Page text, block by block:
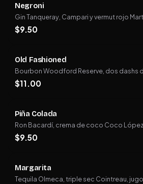
Negroni
Gin Tanqueray, Campari y vermut rojo
$9.50
Old Fashioned
Bourbon Woodford Reserve, dos dashs
$11.00
Piña Colada
Ron Bacardí, crema de coco Coco
$9.50
Margarita
Tequila Olmeca, triple sec Cointreau,